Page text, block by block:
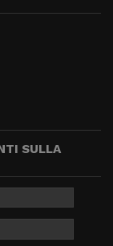
SULLA